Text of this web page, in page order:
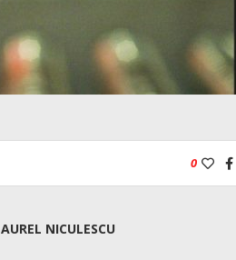
0
AUREL NICULESCU